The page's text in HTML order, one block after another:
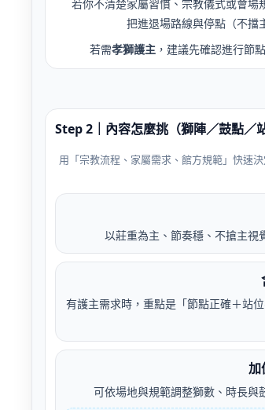
若你不清楚家屬習慣、宗教儀式或會場
把進退場路線與停點（不擋
若需孝獅護主，建議先確認進行節
Step 2｜內容怎麼挑（獅陣／鼓點／
用「宗教流程、家屬需求、館方規範」快速
以莊重為主、節奏穩、不搶主視
有護主需求時，重點是「節點正確＋站
加
可依場地與規範調整獅數、時長與